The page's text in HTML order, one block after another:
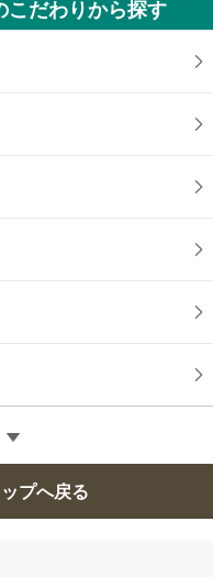
こだわりから探す
プへ戻る